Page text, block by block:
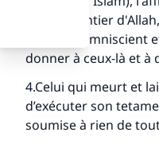
dans le sentier
Allah est Omniscient
donner à ceux-là et à
4.Celui qui meurt et
d’exécuter son
soumise à rien de